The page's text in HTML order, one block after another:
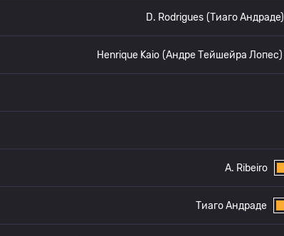
(Тиаго Андраде)
D. Rodrigues
(Андре Тейшейра Лопес)
Henrique Kaio
A. Ribeiro
Тиаго Андраде